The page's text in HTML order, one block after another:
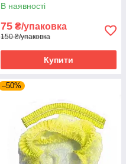
В наявності
75 ₴/упаковка
150 ₴/упаковка
Купити
–50%